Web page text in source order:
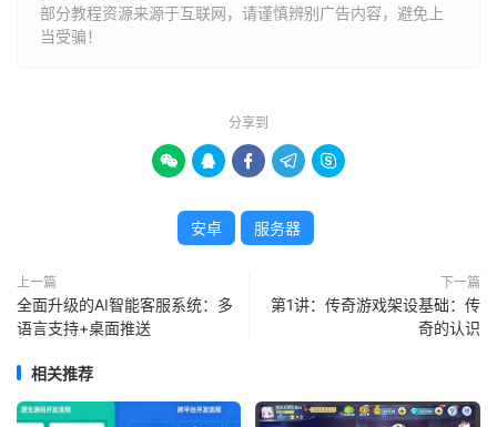
部分教程资源来源于互联网，请谨慎辨别广告内容，避免上
当受骗！
分享到
    
安卓 服务器
上一篇
全面升级的AI智能客服系统：多
语言支持+桌面推送
下一篇
第1讲：传奇游戏架设基础：传
奇的认识
相关推荐